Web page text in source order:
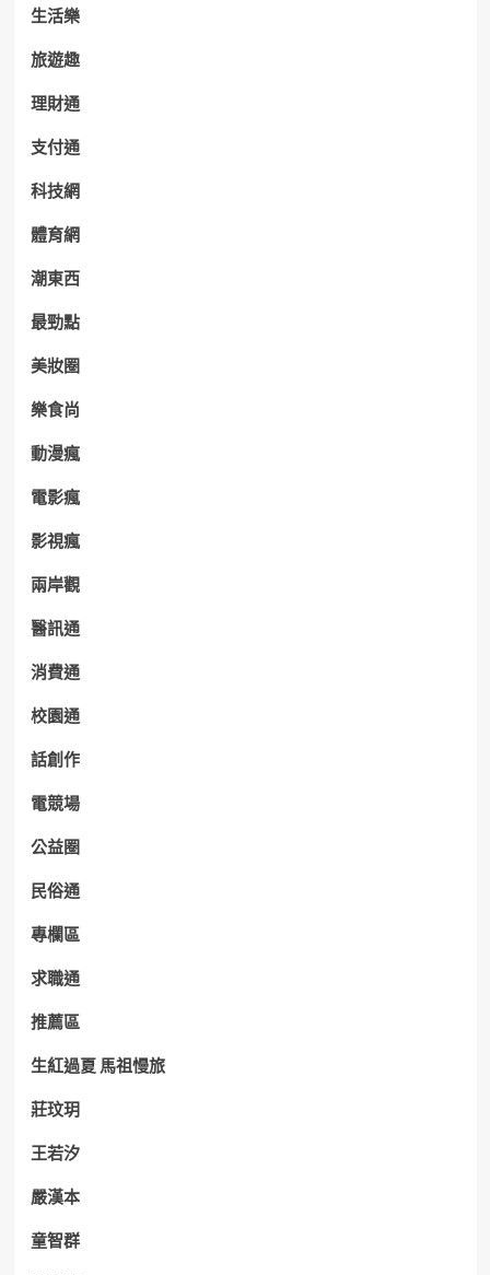
生活樂
旅遊趣
理財通
支付通
科技網
體育網
潮東西
最勁點
美妝圈
樂食尚
動漫瘋
電影瘋
影視瘋
兩岸觀
醫訊通
消費通
校園通
話創作
電競場
公益圈
民俗通
專欄區
求職通
推薦區
生紅過夏 馬祖慢旅
莊玟玥
王若汐
嚴漢本
童智群